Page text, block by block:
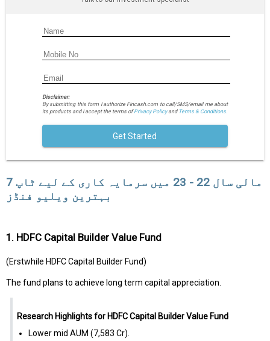
Disclaimer:
By submitting this form I authorize Fincash.com to call/SMS/email me about
its products and I accept the terms ofPrivacy Policyand Terms & Conditions.
Get Started
مالی سال 22 - 23 میں سرمایہ کاری کے لیے ٹاپ 7
بہترین ویلیو فنڈز
1. HDFC Capital Builder Value Fund
(Erstwhile HDFC Capital Builder Fund)
The fund plans to achieve long term capital appreciation.
Research Highlights for HDFC Capital Builder Value Fund
Lower mid AUM (₹7,583 Cr).